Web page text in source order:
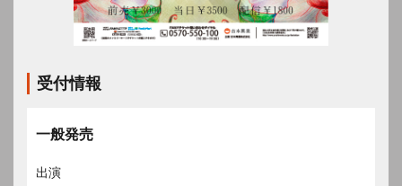
受付情報
一般発売
出演